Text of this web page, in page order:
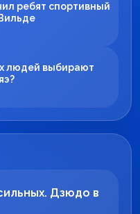
ребят спортивный
людей выбирают
Дзюдо в